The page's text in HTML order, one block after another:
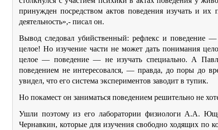
принужден посредством актов поведения изучать и их
деятельность»,- писал он.
Вывод следовал убийственный: рефлекс и поведение —
целое! Но изучение части не может дать понимания
целое — поведение — не изучать специально. А
поведением не интересовался, — правда, до поры до
увидел, что его система экспериментов заводит в тупик.
Но покамест он заниматься поведением решительно не
Ушли поэтому из его лаборатории физиологи А.А.
Чернавкин, которые для изучения свободно ходящих по